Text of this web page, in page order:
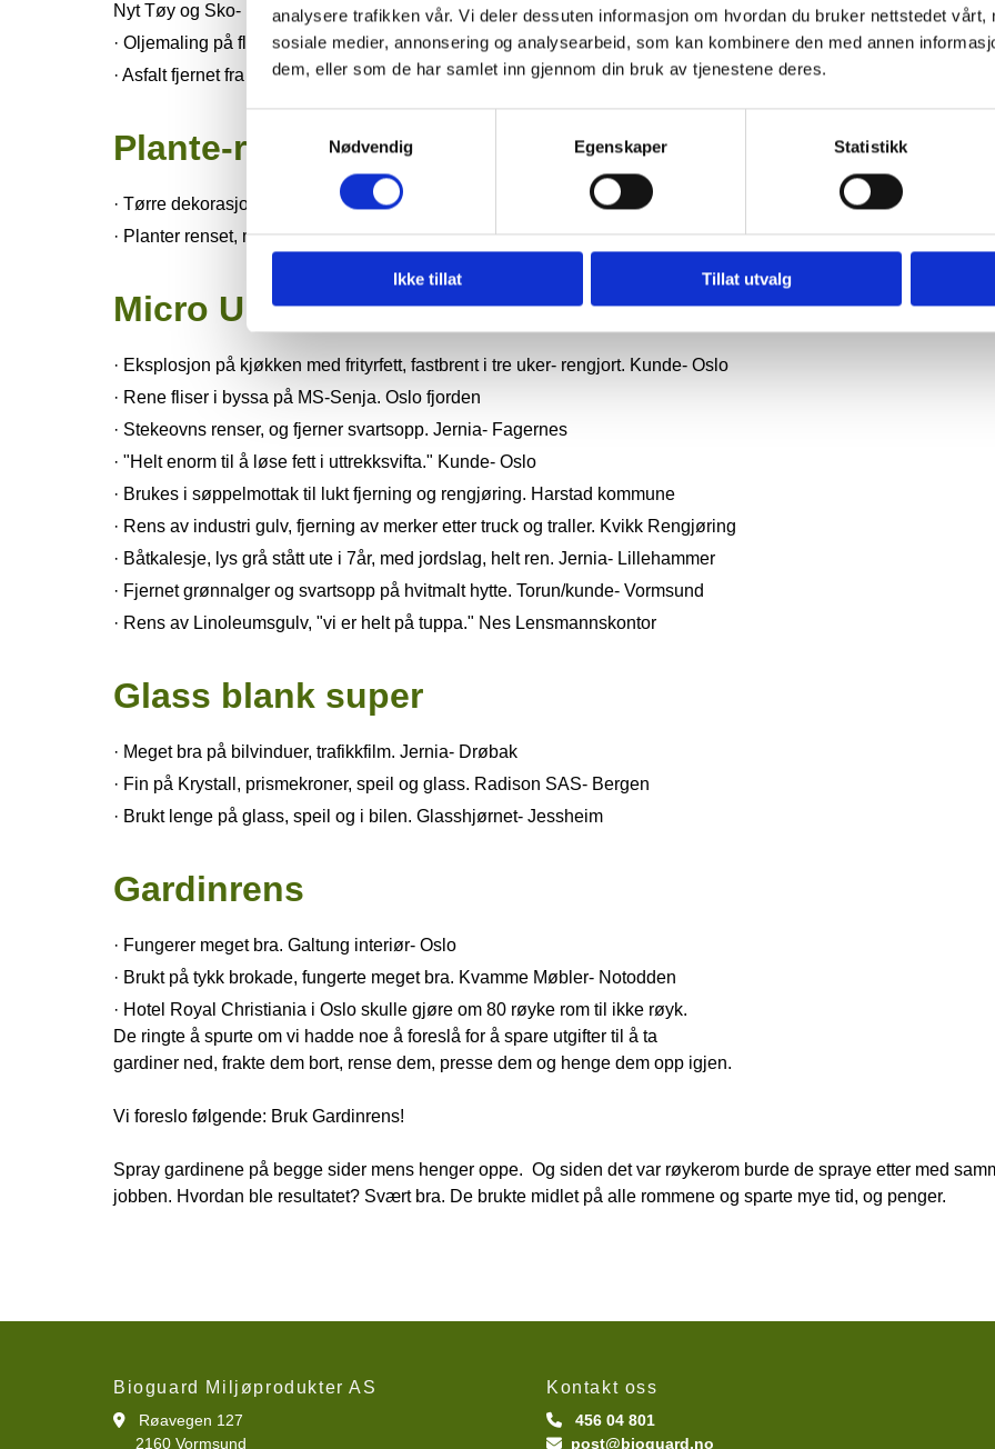
analysere trafikken vår. Vi deler dessuten informasjon om hvordan du bruker nettstedet vårt,
sosiale medier, annonsering og analysearbeid, som kan kombinere den med annen
dem, eller som de har samlet inn gjennom din bruk av tjenestene deres.
Nødvendig
Egenskaper Statistikk
Ikke tillat Tillat utvalg
Nyt Tøy og Sko- Danmark
· Oljemaling på fleece jakke. Jernia Sverre Roald
· Asfalt fjernet fra teppe. Vennesla Møbler
Plante-rens
· Tørre dekorasjoner ble som nye. Bo Møbler- Mo i Rana
· Planter renset, meget bra. Fagmøbler- Kjedekontor
Micro Universal
· Eksplosjon på kjøkken med frityrfett, fastbrent i tre uker- rengjort. Kunde- Oslo
· Rene fliser i byssa på MS-Senja. Oslo fjorden
· Stekeovns renser, og fjerner svartsopp. Jernia- Fagernes
· "Helt enorm til å løse fett i uttrekksvifta." Kunde- Oslo
· Brukes i søppelmottak til lukt fjerning og rengjøring. Harstad kommune
· Rens av industri gulv, fjerning av merker etter truck og traller. Kvikk Rengjøring
· Båtkalesje, lys grå stått ute i 7år, med jordslag, helt ren. Jernia- Lillehammer
· Fjernet grønnalger og svartsopp på hvitmalt hytte. Torun/kunde- Vormsund
· Rens av Linoleumsgulv, "vi er helt på tuppa." Nes Lensmannskontor
Glass blank super
· Meget bra på bilvinduer, trafikkfilm. Jernia- Drøbak
· Fin på Krystall, prismekroner, speil og glass. Radison SAS- Bergen
· Brukt lenge på glass, speil og i bilen. Glasshjørnet- Jessheim
Gardinrens
· Fungerer meget bra. Galtung interiør- Oslo
· Brukt på tykk brokade, fungerte meget bra. Kvamme Møbler- Notodden
· Hotel Royal Christiania i Oslo skulle gjøre om 80 røyke rom til ikke røyk.
De ringte å spurte om vi hadde noe å foreslå for å spare utgifter til å ta
gardiner ned, frakte dem bort, rense dem, presse dem og henge dem opp igjen.
Vi foreslo følgende: Bruk Gardinrens!
Spray gardinene på begge sider mens henger oppe. Og siden det var røykerom burde de spraye etter med
jobben. Hvordan ble resultatet? Svært bra. De brukte midlet på alle rommene og sparte mye tid, og penger.
Bioguard Miljøprodukter AS
 Røavegen 127
2160 Vormsund
Kontakt oss
 456 04 801
 post@bioguard.no